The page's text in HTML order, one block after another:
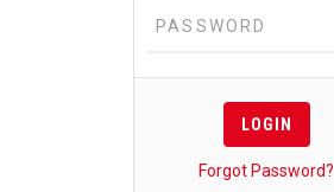
Forgot Password?